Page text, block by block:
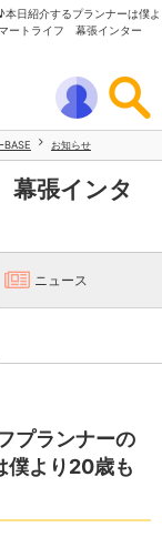
日紹介するプランナーは僕よ
ートライフ 幕張インター
BASE お知らせ
張インタ
ニュース
プランナーの
僕より20歳も